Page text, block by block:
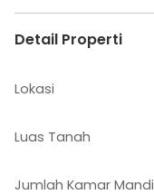
Detail Properti
Lokasi
Luas Tanah
Jumlah Kamar Mandi